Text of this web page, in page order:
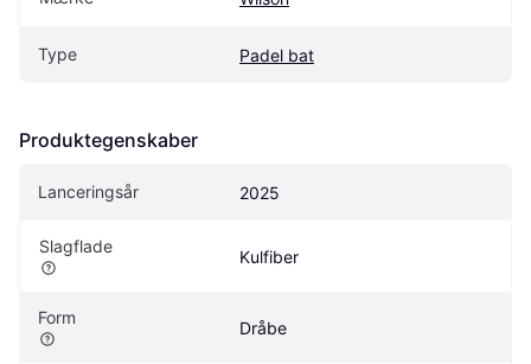
Type Padel bat
Produktegenskaber
Lanceringsår 2025
Slagflade
Kulfiber
Form
Dråbe